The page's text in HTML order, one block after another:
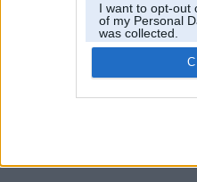
I want to opt-out
of my Personal
was collected.
Opted Out
BMWPower.lv darbojas
gada 14. maija. Tas nav auto klubs un nav
AG.